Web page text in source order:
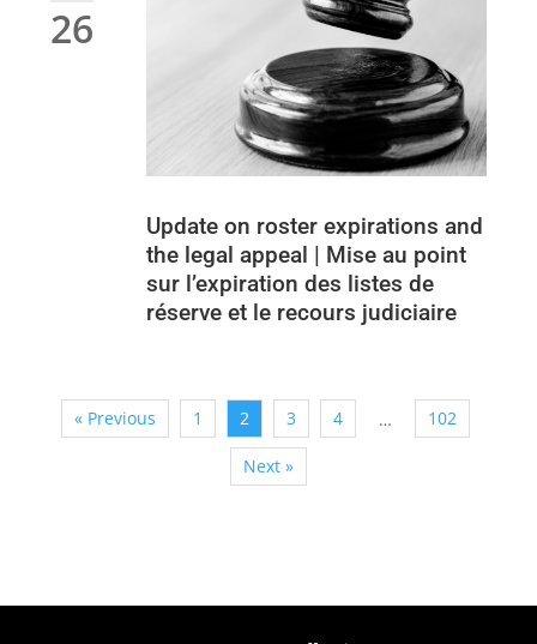
26
Update on roster expirations and
the legal appeal | Mise au point
sur l’expiration des listes de
réserve et le recours judiciaire
« Previous 1 2 3 4 … 102
Next »